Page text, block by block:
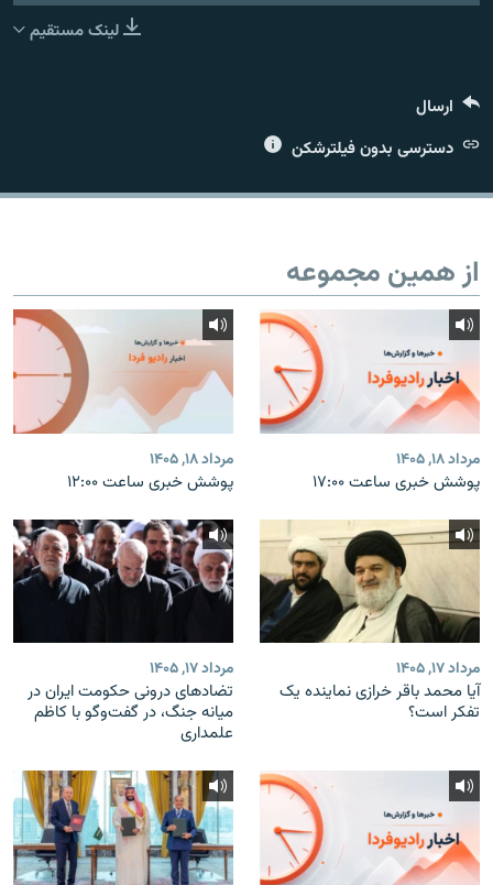
لینک مستقیم
ارسال
دسترسی بدون فیلترشکن
از همین مجموعه
مرداد ۱۸, ۱۴۰۵
پوشش خبری ساعت ۱۷:۰۰
مرداد ۱۸, ۱۴۰۵
پوشش خبری ساعت ۱۲:۰۰
مرداد ۱۷, ۱۴۰۵
آیا محمد باقر خرازی نماینده یک
تفکر است؟
مرداد ۱۷, ۱۴۰۵
تضادهای درونی حکومت ایران در
میانه جنگ، در گفت‌‌وگو با کاظم
علمداری